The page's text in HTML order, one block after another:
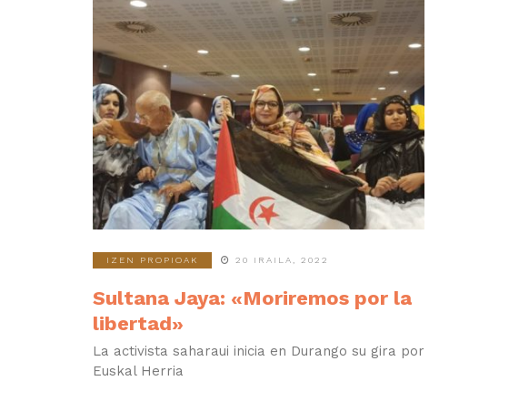
IZEN PROPIOAK 20 IRAILA, 2022
Sultana Jaya: «Moriremos por la
libertad»
La activista saharaui inicia en Durango su gira por
Euskal Herria